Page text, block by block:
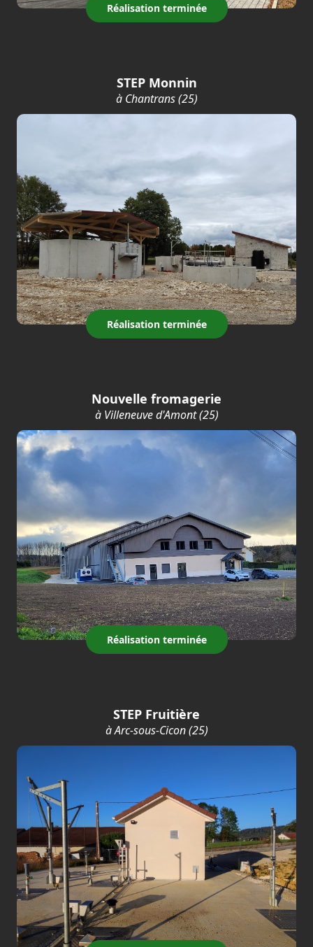
Réalisation terminée
STEP Monnin
à Chantrans (25)
Réalisation terminée
Nouvelle fromagerie
à Villeneuve d'Amont (25)
Réalisation terminée
STEP Fruitière
à Arc-sous-Cicon (25)